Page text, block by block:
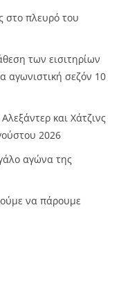
στο πλευρό του
των εισιτηρίων
αγωνιστική σεζόν 10
και Χάτζινς
2026
αγώνα της
να πάρουμε